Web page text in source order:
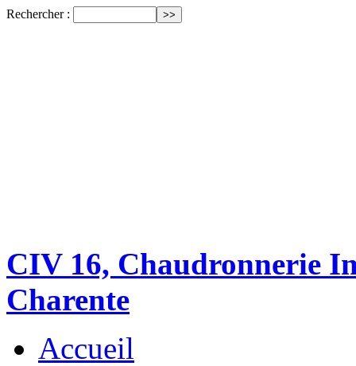
Rechercher :
CIV 16, Chaudronnerie
Charente
Accueil